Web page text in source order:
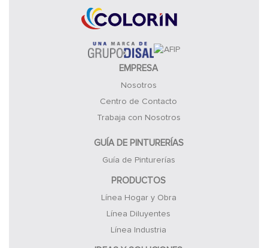
EMPRESA
Nosotros
Centro de Contacto
Trabaja con Nosotros
GUÍA DE PINTURERÍAS
Guía de Pinturerías
PRODUCTOS
Línea Hogar y Obra
Línea Diluyentes
Línea Industria